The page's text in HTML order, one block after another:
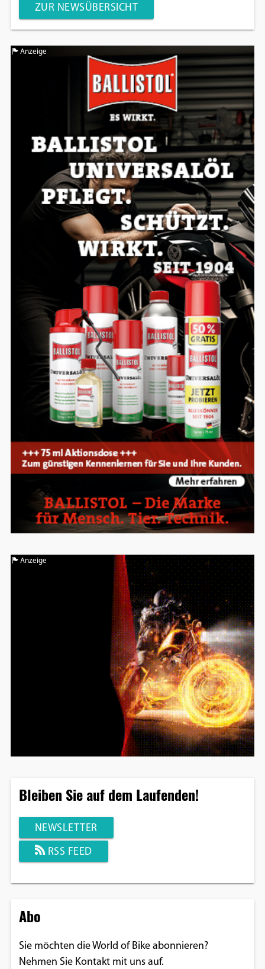
ZUR NEWSÜBERSICHT
Anzeige
Anzeige
Bleiben Sie auf dem Laufenden!
NEWSLETTER
RSS FEED
Abo
Sie möchten die World of Bike abonnieren?
Nehmen Sie Kontakt mit uns auf.